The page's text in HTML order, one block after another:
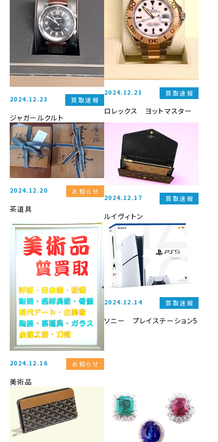
2024.12.23 買取速報
ジャガールクルト
2024.12.21 買取速報
ロレックス ヨットマスター
2024.12.20 お知らせ
茶道具
2024.12.17 買取速報
ルイヴィトン
2024.12.16 お知らせ
美術品
2024.12.14 買取速報
ソニー プレイステーション5